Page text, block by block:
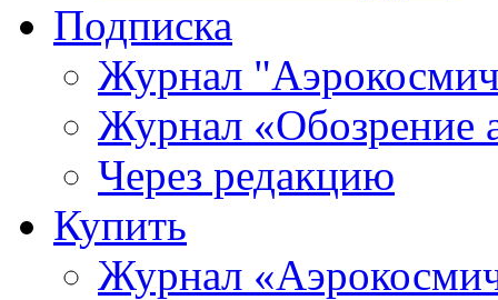
Подписка
Журнал
Журнал «Обозрение
Через редакцию
Купить
Журнал